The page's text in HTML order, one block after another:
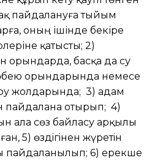
пайдалануға тыйым
оның ішінде бекіре
қатысты; 2)
басқа да су
орындарында немесе
жолдарында; 3) адам
пайдалана отырып; 4)
ала сөз байласу арқылы
5) өздiгiнен жүретiн
пайдаланылып; 6) ерекше